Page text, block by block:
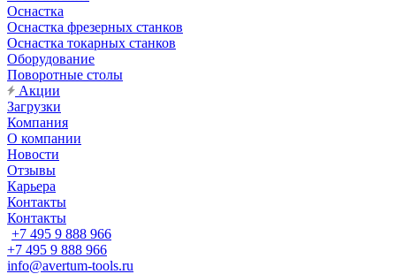
Оснастка
Оснастка фрезерных станков
Оснастка токарных станков
Оборудование
Поворотные столы
Акции
Загрузки
Компания
О компании
Новости
Отзывы
Карьера
Контакты
Контакты
+7 495 9 888 966
+7 495 9 888 966
info@avertum-tools.ru